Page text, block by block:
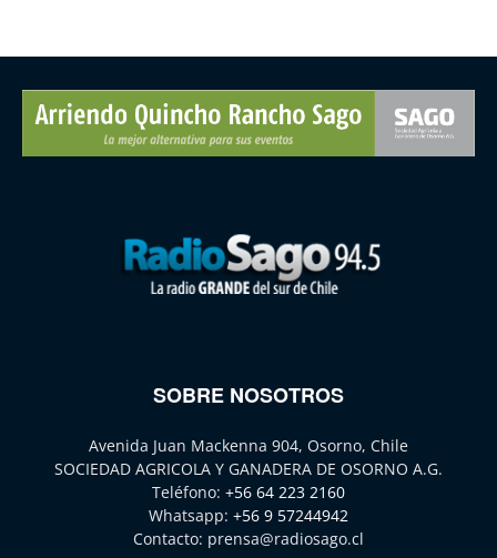
SOBRE NOSOTROS
Avenida Juan Mackenna 904, Osorno, Chile
SOCIEDAD AGRICOLA Y GANADERA DE OSORNO A.G.
Teléfono: +56 64 223 2160
Whatsapp: +56 9 57244942
Contacto: prensa@radiosago.cl